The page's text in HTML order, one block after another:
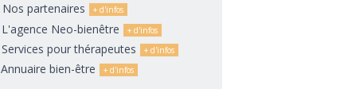
Nos partenaires
L'agence Neo-bienêtre
Services pour thérapeutes
Annuaire bien-être